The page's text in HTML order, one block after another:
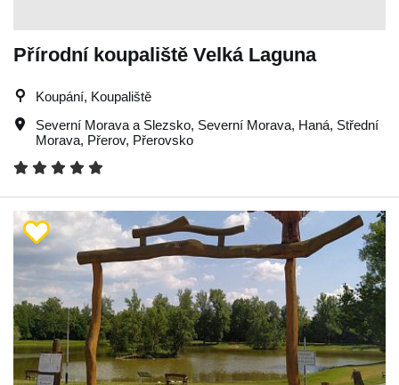
Přírodní koupaliště Velká Laguna
Koupání, Koupaliště
Severní Morava a Slezsko, Severní Morava, Haná, Střední
Morava, Přerov, Přerovsko